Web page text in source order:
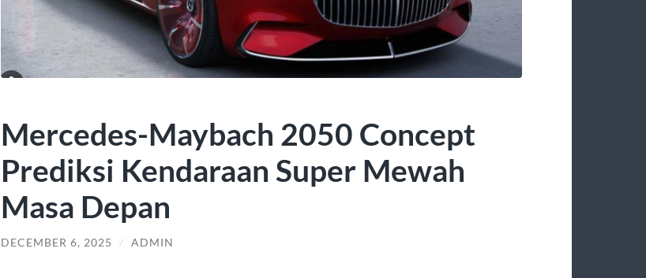
Mercedes-Maybach 2050 Concept
Prediksi Kendaraan Super Mewah
Masa Depan
DECEMBER 6, 2025 / ADMIN